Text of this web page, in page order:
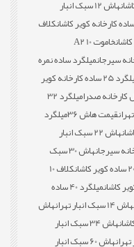
هاش 12 سبک انبار
کلاف
خاموت 10 A2
میلگرد ساده نمره
میلگرد 25 ساده کارخانه کویر
میلگرد 32
قیمت هاش 36
میلگرد
هاش 22 سبک انبار
هاش 30 سبک
کلاف 10
میلگرد 40 ساده
هاش 14 سبک انبار تهران
هاش
هاش 34 سبک انبار
هاش 60 سبک انبار